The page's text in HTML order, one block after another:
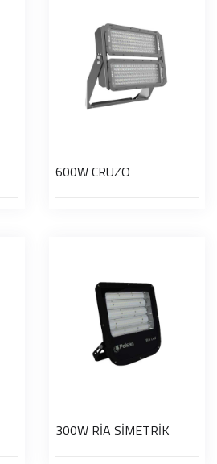
600W CRUZO
300W RİA SİMETRİK